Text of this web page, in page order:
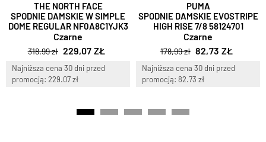
THE NORTH FACE
SPODNIE DAMSKIE W SIMPLE
DOME REGULAR NF0A8C1YJK3
Czarne
318,99 zł 229,07 ZŁ
Najniższa cena 30 dni przed
promocją: 229.07 zł
PUMA
SPODNIE DAMSKIE EVOSTRIPE
HIGH RISE 7/8 58124701
Czarne
178,99 zł 82,73 ZŁ
Najniższa cena 30 dni przed
promocją: 82.73 zł